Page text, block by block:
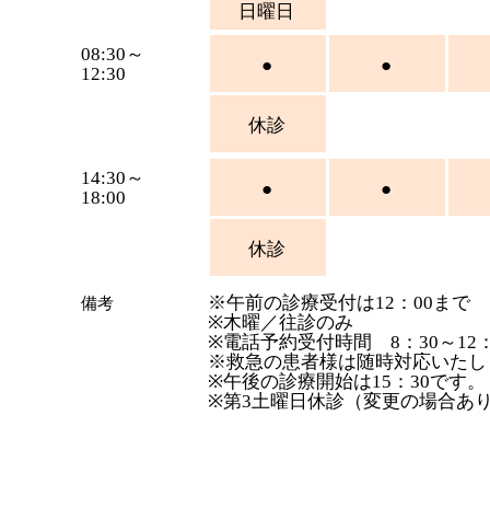
日曜日
08:30～
12:30
● ●
休診
14:30～
18:00
● ●
休診
​備考
※午前の診療受付は12：00まで
※木曜／往診のみ
※電話予約受付時間 8：30～12
※救急の患者様は随時対応いたし
※午後の診療開始は15：30です。
※第3土曜日休診（変更の場合あ